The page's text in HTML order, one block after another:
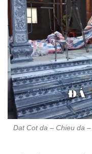
Dat Cot da – Chieu da